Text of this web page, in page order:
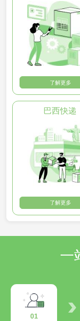
了解更多
巴西快递
了解更多
一
01